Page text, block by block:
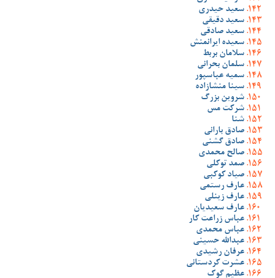
سعید حیدری
سعید دقیقی
سعید صادقی
سعیده ایرانمنش
سلامان بربط
سلمان بحرانی
سمیه عباسپور
سینا منشازاده
شروین بزرگ
شرکت مس
شنا
صادق بارانی
صادق گشنی
صالح محمدی
صمد توکلی
صیاد کوکبی
عارف رستمی
عارف زینلی
عارف سعیدیان
عباس زراعت کار
عباس محمدی
عبدالله حسینی
عرفان رشیدی
عشرت کردستانی
عظیم گوک